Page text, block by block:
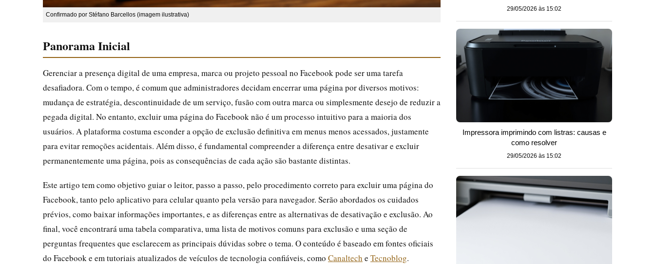
Confirmado por Stéfano Barcellos (imagem ilustrativa)
Panorama Inicial
Gerenciar a presença digital de uma empresa, marca ou projeto pessoal no Facebook pode ser uma tarefa
desafiadora. Com o tempo, é comum que administradores decidam encerrar uma página por diversos motivos:
mudança de estratégia, descontinuidade de um serviço, fusão com outra marca ou simplesmente desejo de reduzir a
pegada digital. No entanto, excluir uma página do Facebook não é um processo intuitivo para a maioria dos
usuários. A plataforma costuma esconder a opção de exclusão definitiva em menus menos acessados, justamente
para evitar remoções acidentais. Além disso, é fundamental compreender a diferença entre desativar e excluir
permanentemente uma página, pois as consequências de cada ação são bastante distintas.
Este artigo tem como objetivo guiar o leitor, passo a passo, pelo procedimento correto para excluir uma página do
Facebook, tanto pelo aplicativo para celular quanto pela versão para navegador. Serão abordados os cuidados
prévios, como baixar informações importantes, e as diferenças entre as alternativas de desativação e exclusão. Ao
final, você encontrará uma tabela comparativa, uma lista de motivos comuns para exclusão e uma seção de
perguntas frequentes que esclarecem as principais dúvidas sobre o tema. O conteúdo é baseado em fontes oficiais
do Facebook e em tutoriais atualizados de veículos de tecnologia confiáveis, como Canaltech e Tecnoblog.
29/05/2026 às 15:02
Impressora imprimindo com listras: causas e
como resolver
29/05/2026 às 15:02